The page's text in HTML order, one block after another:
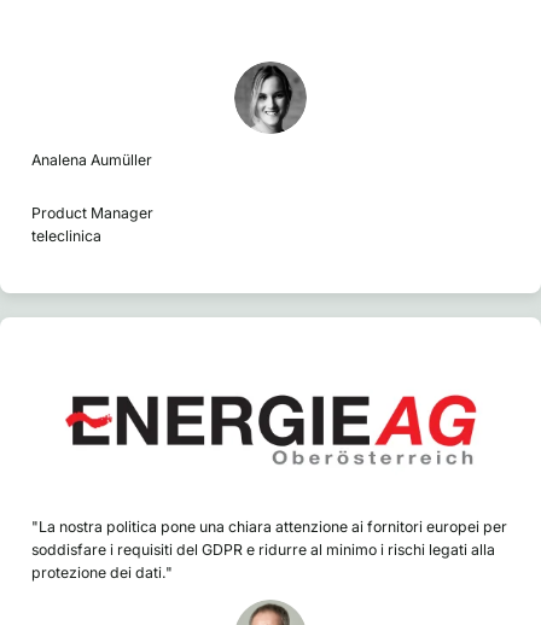
Analena Aumüller
Product Manager
teleclinica
"La nostra politica pone una chiara attenzione ai fornitori europei per
soddisfare i requisiti del GDPR e ridurre al minimo i rischi legati alla
protezione dei dati."